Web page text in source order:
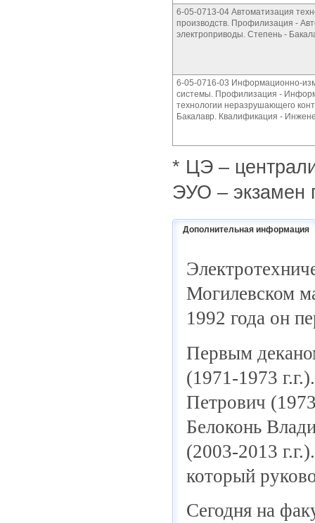
6-05-0713-04 Автоматизация
производств. Профилизация -
электроприводы. Степень -
6-05-0716-03 Информационно-
системы. Профилизация -
технологии неразрушающего
Бакалавр. Квалификация -
* ЦЭ –
ЭУО – экзамен
Дополнительная информация
Могилевском
1992 года он
Первым
(1971-1973
Петрович
Белоконь
(2003-2013
который
Сегодня на